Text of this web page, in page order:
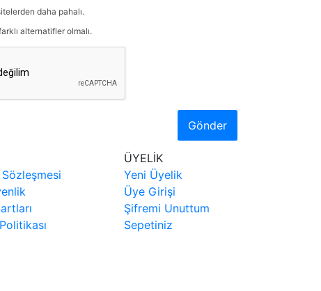
daha pahalı.
alternatifler olmalı.
Gönder
ÜYELİK
Yeni Üyelik
Üye Girişi
Şifremi Unuttum
Sepetiniz